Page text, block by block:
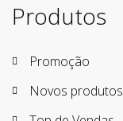
Produtos
Promoção
Novos produtos